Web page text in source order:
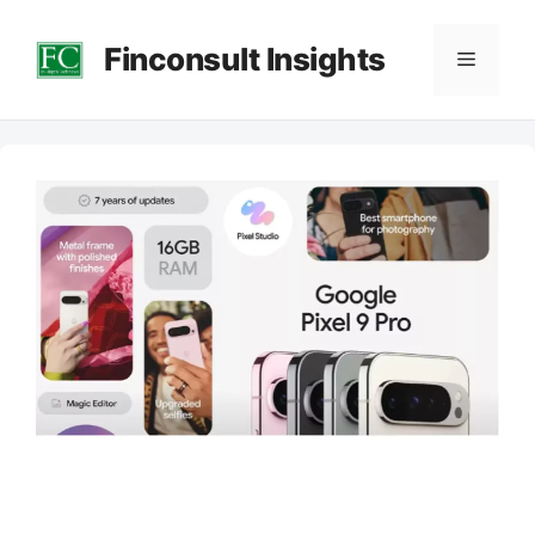
로
Finconsult Insights 메